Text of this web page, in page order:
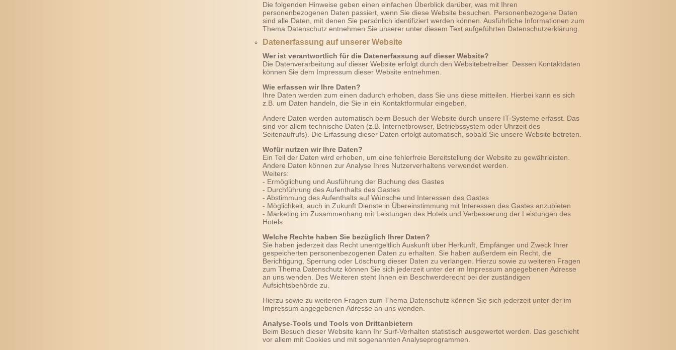
Die folgenden Hinweise geben einen einfachen Überblick darüber, was mit Ihren
personenbezogenen Daten passiert, wenn Sie diese Website besuchen. Personenbezogene Daten
sind alle Daten, mit denen Sie persönlich identifiziert werden können. Ausführliche Informationen zum
Thema Datenschutz entnehmen Sie unserer unter diesem Text aufgeführten Datenschutzerklärung.
Datenerfassung auf unserer Website
Wer ist verantwortlich für die Datenerfassung auf dieser Website?
Die Datenverarbeitung auf dieser Website erfolgt durch den Websitebetreiber. Dessen Kontaktdaten
können Sie dem Impressum dieser Website entnehmen.
Wie erfassen wir Ihre Daten?
Ihre Daten werden zum einen dadurch erhoben, dass Sie uns diese mitteilen. Hierbei kann es sich
z.B. um Daten handeln, die Sie in ein Kontaktformular eingeben.
Andere Daten werden automatisch beim Besuch der Website durch unsere IT-Systeme erfasst. Das
sind vor allem technische Daten (z.B. Internetbrowser, Betriebssystem oder Uhrzeit des
Seitenaufrufs). Die Erfassung dieser Daten erfolgt automatisch, sobald Sie unsere Website betreten.
Wofür nutzen wir Ihre Daten?
Ein Teil der Daten wird erhoben, um eine fehlerfreie Bereitstellung der Website zu gewährleisten.
Andere Daten können zur Analyse Ihres Nutzerverhaltens verwendet werden.
Weiters:
- Ermöglichung und Ausführung der Buchung des Gastes
- Durchführung des Aufenthalts des Gastes
- Abstimmung des Aufenthalts auf Wünsche und Interessen des Gastes
- Möglichkeit, auch in Zukunft Dienste in Übereinstimmung mit Interessen des Gastes anzubieten
- Marketing im Zusammenhang mit Leistungen des Hotels und Verbesserung der Leistungen des
Hotels
Welche Rechte haben Sie bezüglich Ihrer Daten?
Sie haben jederzeit das Recht unentgeltlich Auskunft über Herkunft, Empfänger und Zweck Ihrer
gespeicherten personenbezogenen Daten zu erhalten. Sie haben außerdem ein Recht, die
Berichtigung, Sperrung oder Löschung dieser Daten zu verlangen. Hierzu sowie zu weiteren Fragen
zum Thema Datenschutz können Sie sich jederzeit unter der im Impressum angegebenen Adresse
an uns wenden. Des Weiteren steht Ihnen ein Beschwerderecht bei der zuständigen
Aufsichtsbehörde zu.
Hierzu sowie zu weiteren Fragen zum Thema Datenschutz können Sie sich jederzeit unter der im
Impressum angegebenen Adresse an uns wenden.
Analyse-Tools und Tools von Drittanbietern
Beim Besuch dieser Website kann Ihr Surf-Verhalten statistisch ausgewertet werden. Das geschieht
vor allem mit Cookies und mit sogenannten Analyseprogrammen.